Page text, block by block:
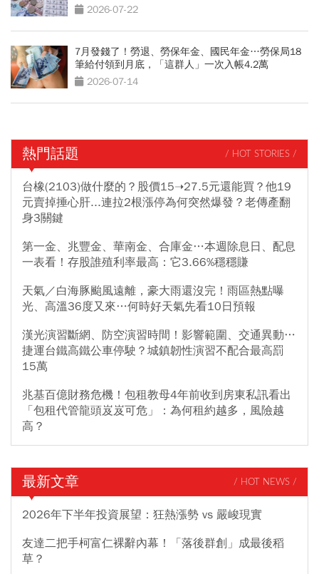
2026-07-22
7月發錢了！勞退、勞保年金、國民年金…勞保局18
筆給付領到月底，「這群人」一次入帳4.2萬
2026-07-14
熱門話題 / HOT STORIES /
台橡(2103)做什麼的？股價15➝27.5元還能買？他19
元賣掉捶心肝...連拉2根漲停為何突然爆發？老傳產翻
身3關鍵
第一金、兆豐金、華南金、合庫金…本週除息日、配息
一表看！存股誰殖利率最高：它3.66%穩穩賺
天氣／白海豚颱風遠離，豪大雨還沒完！雨區熱點曝
光、高溫36度又來…何時好天氣先看10日預報
漢光演習斷網、防空演習時間！影響範圍、交通異動…
捷運台鐵高鐵公車停駛？城鎮韌性演習不配合最高罰
15萬
兆基百億財務危機！包租教母4年前收到房東私訊看出
「包租代管龍頭岌岌可危」：為何租約越多，風險越
高？
最新文章 / HOT NEWS /
2026年下半年投資展望：狂熱漲勢 vs 嚴峻現實
友達二把手柯富仁裸辭內幕！「落後群創」成最後稻
草？